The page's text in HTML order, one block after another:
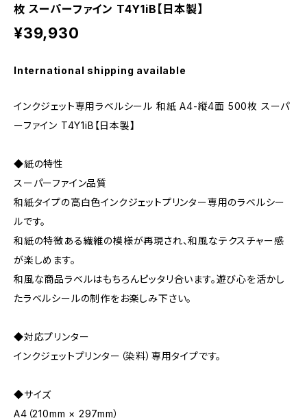
枚 スーパーファイン T4Y1iB【日本製】
¥39,930
International shipping available
インクジェット専用ラベルシール 和紙 A4-縦4面 500枚 スーパ
ーファイン T4Y1iB【日本製】
◆紙の特性
スーパーファイン品質
和紙タイプの高白色インクジェットプリンター専用のラベルシー
ルです。
和紙の特徴ある繊維の模様が再現され、和風なテクスチャー感
が楽しめます。
和風な商品ラベルはもちろんピッタリ合います。遊び心を活かし
たラベルシールの制作をお楽しみ下さい。
◆対応プリンター
インクジェットプリンター（染料）専用タイプです。
◆サイズ
A4（210mm × 297mm）